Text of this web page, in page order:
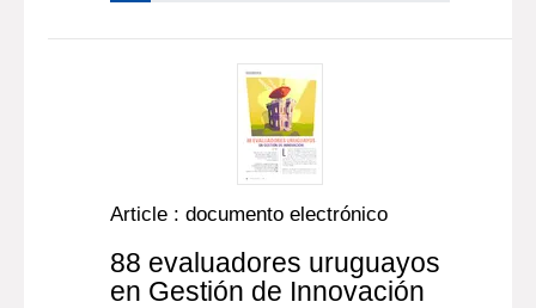
Article : documento electrónico
88 evaluadores uruguayos
en Gestión de Innovación